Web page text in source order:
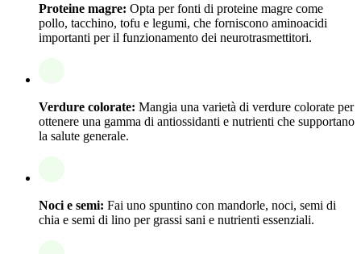
Proteine magre: Opta per fonti di proteine magre come
pollo, tacchino, tofu e legumi, che forniscono aminoacidi
importanti per il funzionamento dei neurotrasmettitori.
Verdure colorate: Mangia una varietà di verdure colorate per
ottenere una gamma di antiossidanti e nutrienti che supportano
la salute generale.
Noci e semi: Fai uno spuntino con mandorle, noci, semi di
chia e semi di lino per grassi sani e nutrienti essenziali.